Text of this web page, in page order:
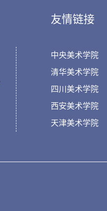
友情链接
中央美术学院
清华美术学院
四川美术学院
西安美术学院
天津美术学院